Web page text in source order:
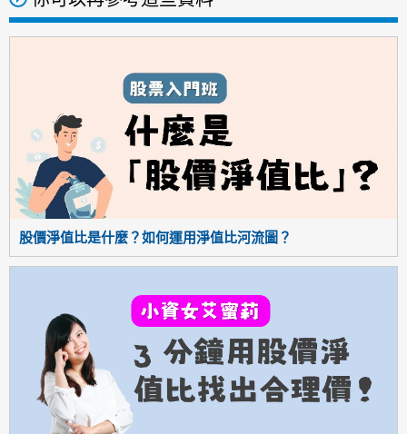
股價淨值比是什麼？如何運用淨值比河流圖？